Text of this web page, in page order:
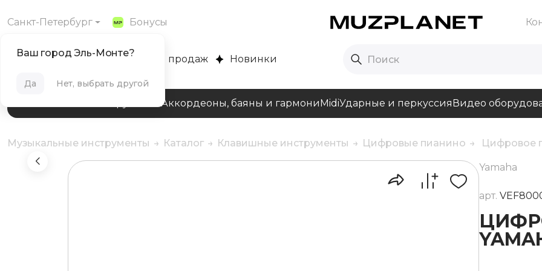
Санкт-Петербург Бонусы
Ваш город Эль-Монте?
Да Нет, выбрать другой
MUZPLANET Хиты продаж Новинки
Клавишные инструментыАккордеоны, баяны и гармониMidiУдарные и перкуссияВидео
Музыкальные инструменты Каталог Клавишные инструменты Цифровые пианино Цифровое
Yamaha
арт.